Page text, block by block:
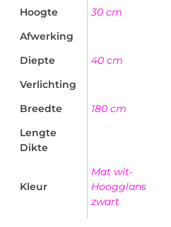
Hoogte
30 cm
Afwerking
Diepte
40 cm
Verlichting
Breedte
180 cm
Lengte
Dikte
Kleur
Mat wit-
Hoogglans
zwart